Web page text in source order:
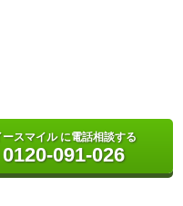
ースマイル に電話相談する
0120-091-026